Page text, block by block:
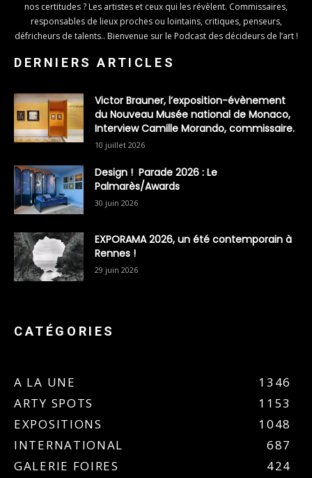
nos certitudes ? Les artistes et ceux qui les révèlent. Commissaires,
responsables de lieux proches ou lointains, critiques, penseurs,
défricheurs de talents.. Bienvenue sur le Podcast des décideurs de l’art !
DERNIERS ARTICLES
Victor Brauner, l’exposition-évènement
du Nouveau Musée national de Monaco,
Interview Camille Morando, commissaire.
10 juillet 2026
Design ! Parade 2026 : Le
Palmarès/Awards
30 juin 2026
EXPORAMA 2026, un été contemporain à
Rennes !
29 juin 2026
CATÉGORIES
A LA UNE
1346
ARTY SPOTS
1153
EXPOSITIONS
1048
INTERNATIONAL
687
GALERIE FOIRES
424